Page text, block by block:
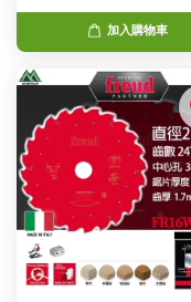
加入購物車